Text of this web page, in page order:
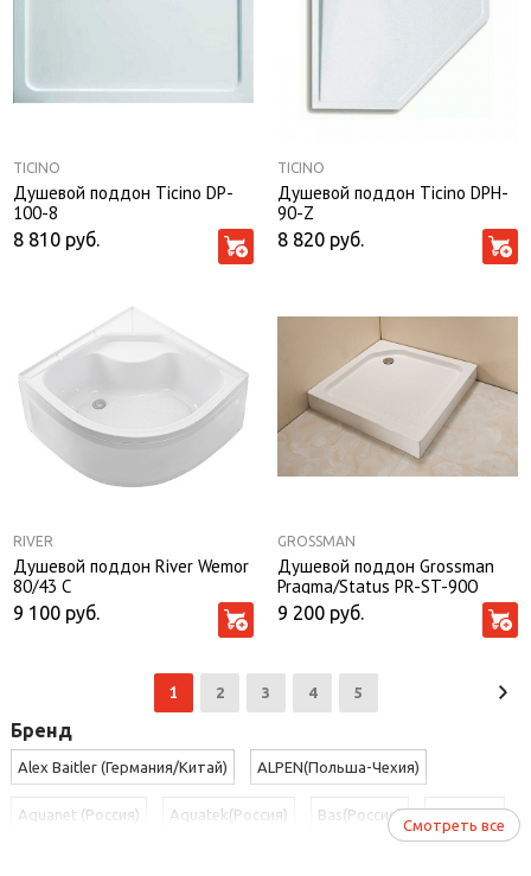
TICINO
Душевой поддон Ticino DP-
100-8
8 810 руб.
TICINO
Душевой поддон Ticino DPH-
90-Z
8 820 руб.
RIVER
Душевой поддон River Wemor
80/43 C
9 100 руб.
GROSSMAN
Душевой поддон Grossman
Pragma/Status PR-ST-90Q
90*90*13
9 200 руб.
1 2 3 4 5
Бренд
Alex Baitler (Германия/Китай) ALPEN(Польша-Чехия)
Aquanet (Россия) Aquatek(Россия) Bas(Россия) BelBagno
Смотреть все
Смотреть все